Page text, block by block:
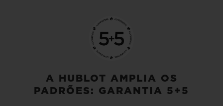
A HUBLOT AMPLIA OS
PADRÕES: GARANTIA 5+5